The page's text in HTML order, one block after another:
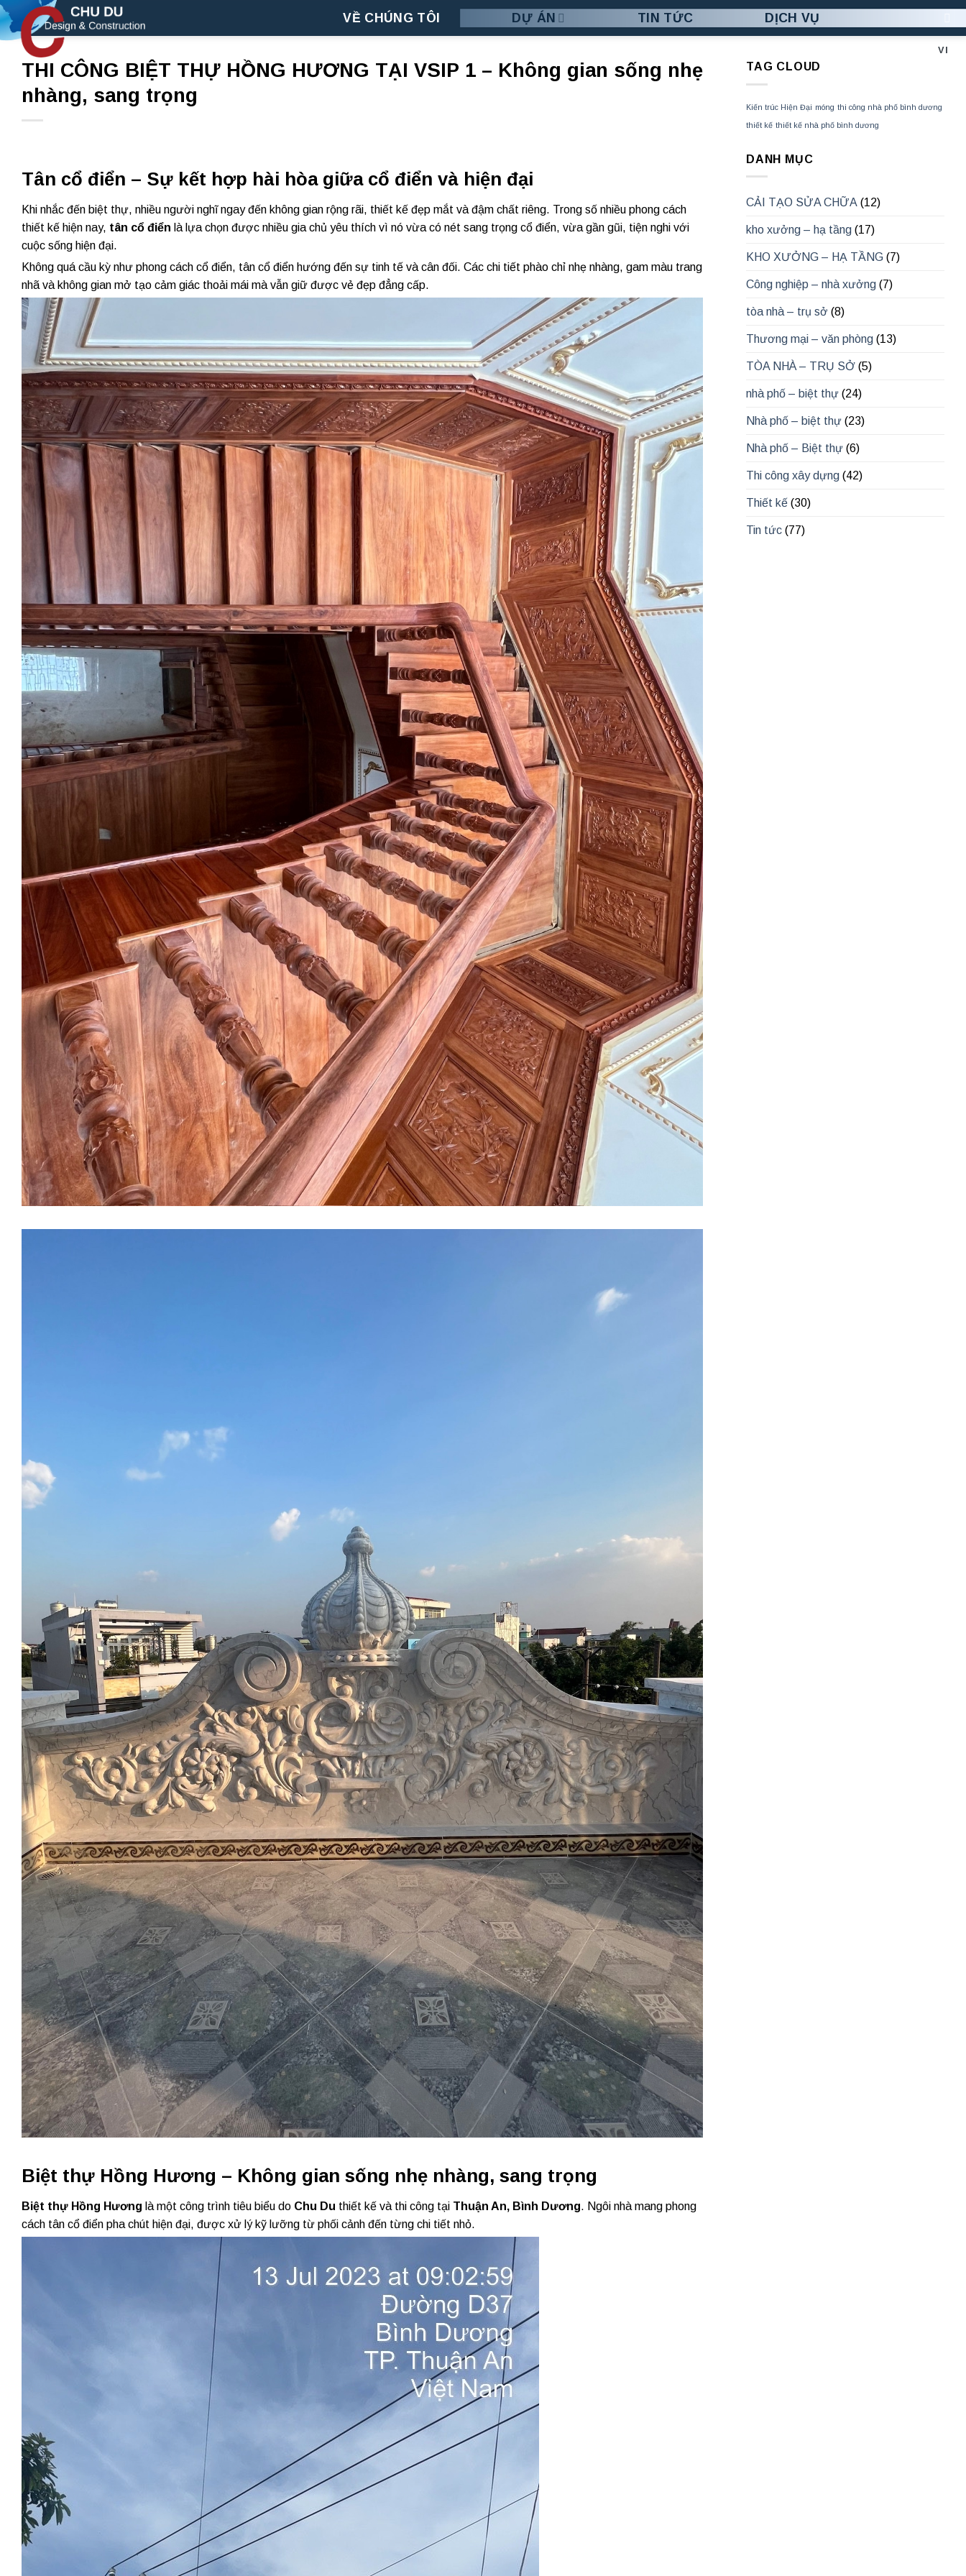
Skip
to
content
VỀ CHÚNG TÔI DỰ ÁN TIN TỨC DỊCH VỤ
VI
THI CÔNG BIỆT THỰ HỒNG HƯƠNG TẠI VSIP 1 – Không gian sống nhẹ
nhàng, sang trọng
Tân cổ điển – Sự kết hợp hài hòa giữa cổ điển và hiện đại
Khi nhắc đến biệt thự, nhiều người nghĩ ngay đến không gian rộng rãi, thiết kế đẹp mắt và đậm chất riêng. Trong số nhiều phong cách
thiết kế hiện nay, tân cổ điển là lựa chọn được nhiều gia chủ yêu thích vì nó vừa có nét sang trọng cổ điển, vừa gần gũi, tiện nghi với
cuộc sống hiện đại.
Không quá cầu kỳ như phong cách cổ điển, tân cổ điển hướng đến sự tinh tế và cân đối. Các chi tiết phào chỉ nhẹ nhàng, gam màu trang
nhã và không gian mở tạo cảm giác thoải mái mà vẫn giữ được vẻ đẹp đẳng cấp.
Biệt thự Hồng Hương – Không gian sống nhẹ nhàng, sang trọng
Biệt thự Hồng Hương là một công trình tiêu biểu do Chu Du thiết kế và thi công tại Thuận An, Bình Dương. Ngôi nhà mang phong
cách tân cổ điển pha chút hiện đại, được xử lý kỹ lưỡng từ phối cảnh đến từng chi tiết nhỏ.
TAG CLOUD
Kiến trúc Hiện Đại móng thi công nhà phố bình dương
thiết kế thiết kế nhà phố bình dương
DANH MỤC
CẢI TẠO SỬA CHỮA (12)
kho xưởng – hạ tầng (17)
KHO XƯỞNG – HẠ TẦNG (7)
Công nghiệp – nhà xưởng (7)
tòa nhà – trụ sở (8)
Thương mại – văn phòng (13)
TÒA NHÀ – TRỤ SỞ (5)
nhà phố – biệt thự (24)
Nhà phố – biệt thự (23)
Nhà phố – Biệt thự (6)
Thi công xây dựng (42)
Thiết kế (30)
Tin tức (77)